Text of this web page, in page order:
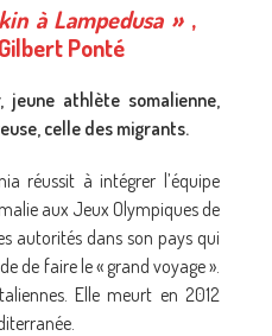
à Lampedusa » ,
Ponté
jeune athlète somalienne,
celle des migrants.
réussit à intégrer l’équipe
aux Jeux Olympiques de
autorités dans son pays qui
de faire le « grand voyage ».
Elle meurt en 2012